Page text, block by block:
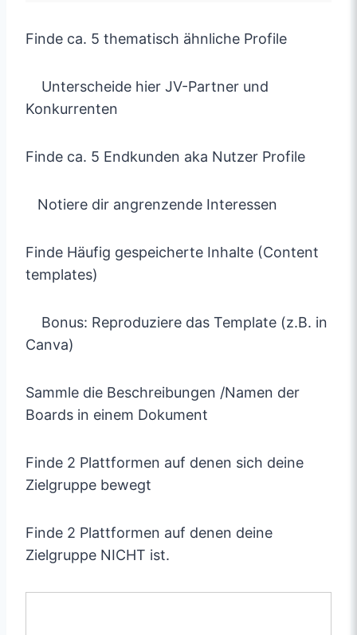
Finde ca. 5 thematisch ähnliche Profile
Unterscheide hier JV-Partner und
Konkurrenten
Finde ca. 5 Endkunden aka Nutzer Profile
Notiere dir angrenzende Interessen
Finde Häufig gespeicherte Inhalte (Content
templates)
Bonus: Reproduziere das Template (z.B. in
Canva)
Sammle die Beschreibungen /Namen der
Boards in einem Dokument
Finde 2 Plattformen auf denen sich deine
Zielgruppe bewegt
Finde 2 Plattformen auf denen deine
Zielgruppe NICHT ist.